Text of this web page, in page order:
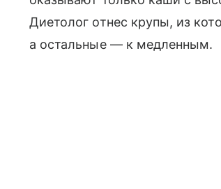
Диетолог отнес крупы, из
а остальные — к медленным.